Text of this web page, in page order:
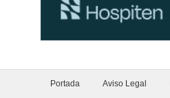
Portada Aviso Legal